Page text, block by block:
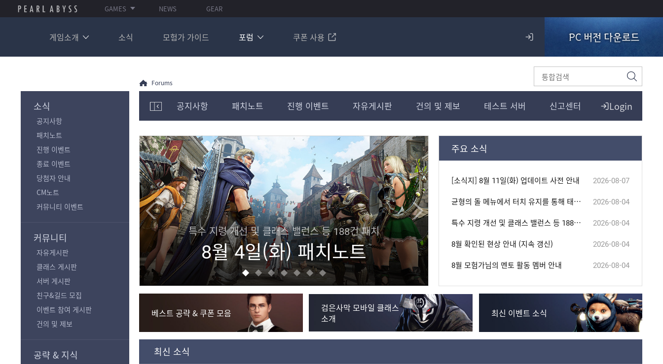
GAMES NEWS GEAR
게임소개 소식 모험가 가이드 포럼 쿠폰 사용
로
PC 버전 다운로드
소식
공지사항
패치노트
진행 이벤트
종료 이벤트
당첨자 안내
CM노트
커뮤니티 이벤트
커뮤니티
자유게시판
클래스 게시판
서버 게시판
친구&길드 모집
이벤트 참여 게시판
건의 및 제보
공략 & 지식
검
색
모
험
포
럼
카
테
고
리
전
체
보
기
Login
공지사항 패치노트 진행 이벤트 자유게시판 건의 및 제보 테스트 서버 신고센터
Forums
런스 등 188건 패치
치노트
모험가님들의 기술 세팅을 확인해 보세요!
초월 클래스 기술 세팅!
나만의 스타일로 UI를 완성해 보세요!
리마스터 UI !
주요 소식
[소식지] 8월 11일(화) 업데이트 사전 안내
2026-08-07
균형의 돌 메뉴에서 터치 유지를 통해 태양의 결정, 혼돈의 결정 아이템을 연속으로 사용할 수 없는 현상 수정
2026-08-04
특수 지령 개선 및 클래스 밸런스 등 188건 패치 (8/4 14:30, 내용 추가)
2026-08-04
8월 확인된 현상 안내 (지속 갱신)
2026-08-04
8월 모험가님의 멘토 활동 멤버 안내
2026-08-04
베스트 공략 & 쿠폰 모음
검은사막 모바일 클래스
소개
최신 이벤트 소식
최신 소식